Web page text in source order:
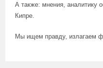
А также: мнения, аналитику
Кипре.
Мы ищем правду, излагаем